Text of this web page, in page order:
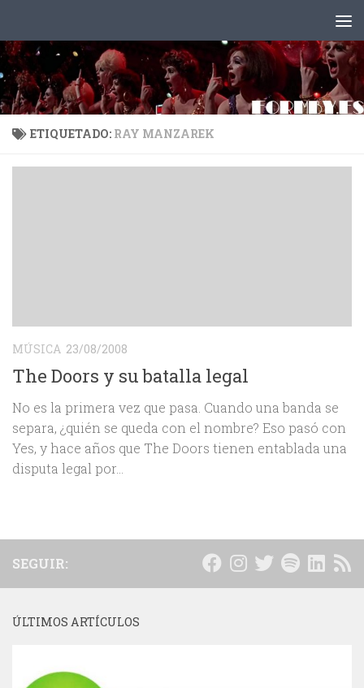
ETIQUETADO: RAY MANZAREK
MÚSICA 23/08/2008
The Doors y su batalla legal
No es la primera vez que pasa. Cuando una banda se
separa, ¿quién se queda con el nombre? Eso pasó con
Yes, y hace años que The Doors tienen entablada una
disputa legal por...
SEGUIR:
ÚLTIMOS ARTÍCULOS